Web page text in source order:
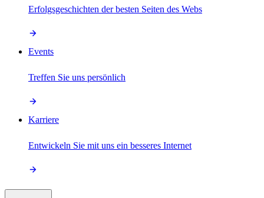
Erfolgsgeschichten der besten Seiten des Webs
Events
Treffen Sie uns persönlich
Karriere
Entwickeln Sie mit uns ein besseres Internet